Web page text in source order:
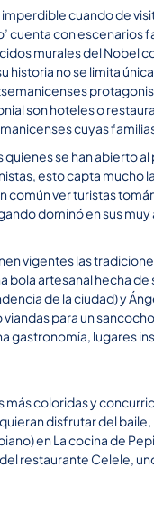
cuando de
cuenta con escenarios
murales del Nobel
historia no se limita
son hoteles o
cuyas
se han abierto
esto capta mucho
común ver turistas
dominó en sus
vigentes las
artesanal hecha
de la ciudad) y
para un
gastronomía, lugares
coloridas y
disfrutar del
en La cocina de
restaurante Celele,